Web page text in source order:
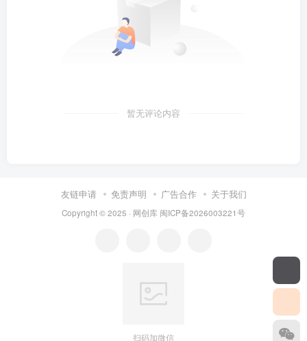
暂无评论内容
友链申请 免责声明 广告合作 关于我们
Copyright © 2025 · 网创库 闽ICP备2026003221号
扫码加微信